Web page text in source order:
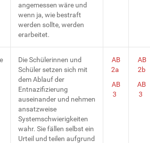
angemessen wäre und
wenn ja, wie bestraft
werden sollte, werden
erarbeitet.
Die Schülerinnen und
Schüler setzen sich mit
dem Ablauf der
Entnazifizierung
auseinander und nehmen
ansatzweise
Systemschwierigkeiten
wahr. Sie fällen selbst ein
Urteil und teilen aufgrund
AB
2a
AB
3
AB
2b
AB
3